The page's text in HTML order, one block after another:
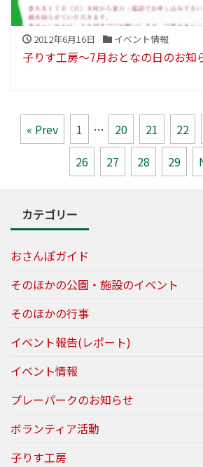
2012年6月16日 イベント情報
子りす工房～7月おとなの日のお知
« Prev 1 … 20 21 22
26
27 28 29
カテゴリー
おさんぽガイド
そのほかの公園・施設のイベント
そのほかの行事
イベント報告(レポート)
イベント情報
プレーパークのお知らせ
ボランティア活動
子りす工房